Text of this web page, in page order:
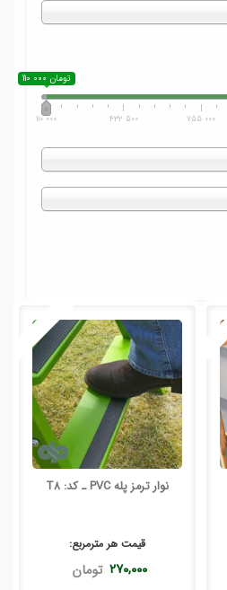
110 000 تومان
110 000 432 500 755 000
نوار ترمز پله PVC ـ کد: T8
قیمت هر مترمربع:
۲۷۰,۰۰۰ تومان